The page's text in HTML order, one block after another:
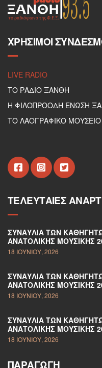
ΧΡΉΣΙΜΟΙ
LIVE RADIO
ΤΟ ΡΑΔΙΟ ΞΑΝΘΗ
Η ΦΙΛΟΠΡΟΟΔΗ ΕΝΩΣΗ
ΤΟ ΛΑΟΓΡΑΦΙΚΟ ΜΟΥΣΕΙΟ
ΤΕΛΕΥΤΑΊΕΣ
ΣΥΝΑΥΛΊΑ ΤΩΝ
ΑΝΑΤΟΛΙΚΉΣ ΜΟΥΣΙΚΉΣ
18 ΙΟΥΝΊΟΥ, 2026
ΣΥΝΑΥΛΊΑ ΤΩΝ
ΑΝΑΤΟΛΙΚΉΣ ΜΟΥΣΙΚΉΣ
18 ΙΟΥΝΊΟΥ, 2026
ΣΥΝΑΥΛΊΑ ΤΩΝ
ΑΝΑΤΟΛΙΚΉΣ ΜΟΥΣΙΚΉΣ
18 ΙΟΥΝΊΟΥ, 2026
ΠΑΡΑΓΩΓΉ